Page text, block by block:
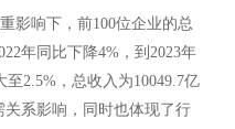
影响下，前100位企业的总
年同比下降4%，到2023年
至2.5%，总收入为10049.7亿
系影响，同时也体现了行